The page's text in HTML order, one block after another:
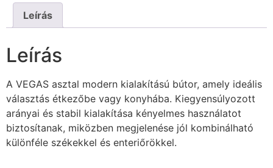
Leírás
Leírás
A VEGAS asztal modern kialakítású bútor, amely ideális
választás étkezőbe vagy konyhába. Kiegyensúlyozott
arányai és stabil kialakítása kényelmes használatot
biztosítanak, miközben megjelenése jól kombinálható
különféle székekkel és enteriőrökkel.